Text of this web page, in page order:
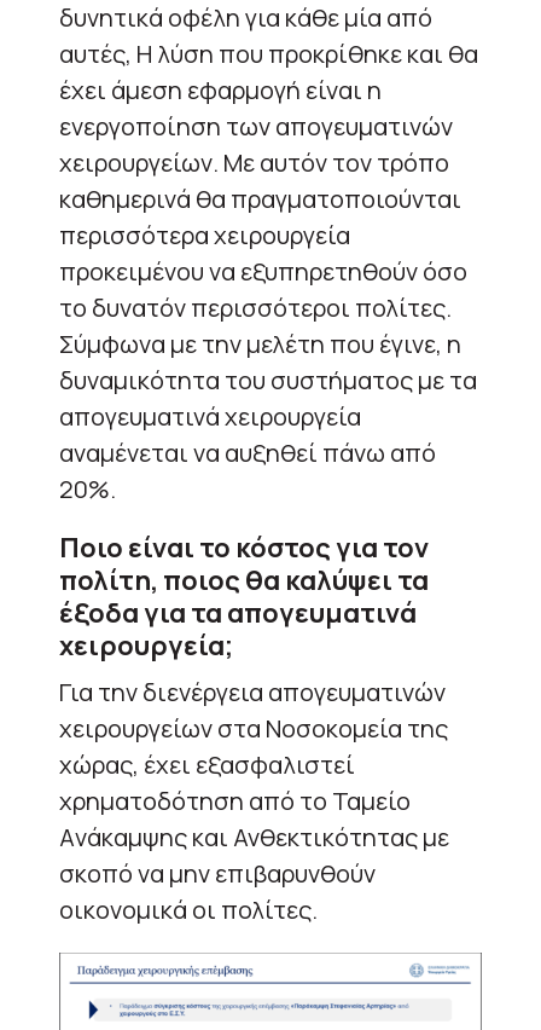
δυνητικά οφέλη για κάθε μία από
αυτές, Η λύση που προκρίθηκε και θα
έχει άμεση εφαρμογή είναι η
ενεργοποίηση των απογευματινών
χειρουργείων. Με αυτόν τον τρόπο
καθημερινά θα πραγματοποιούνται
περισσότερα χειρουργεία
προκειμένου να εξυπηρετηθούν όσο
το δυνατόν περισσότεροι πολίτες.
Σύμφωνα με την μελέτη που έγινε, η
δυναμικότητα του συστήματος με τα
απογευματινά χειρουργεία
αναμένεται να αυξηθεί πάνω από
20%.
Ποιο είναι το κόστος για τον
πολίτη, ποιος θα καλύψει τα
έξοδα για τα απογευματινά
χειρουργεία;
Για την διενέργεια απογευματινών
χειρουργείων στα Νοσοκομεία της
χώρας, έχει εξασφαλιστεί
χρηματοδότηση από το Ταμείο
Aνάκαμψης και Ανθεκτικότητας με
σκοπό να μην επιβαρυνθούν
οικονομικά οι πολίτες.